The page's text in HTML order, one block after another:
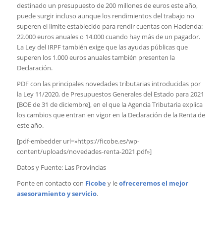
destinado un presupuesto de 200 millones de euros este año,
puede surgir incluso aunque los rendimientos del trabajo no
superen el límite establecido para rendir cuentas con Hacienda:
22.000 euros anuales o 14.000 cuando hay más de un pagador.
La Ley del IRPF también exige que las ayudas públicas que
superen los 1.000 euros anuales también presenten la
Declaración.
PDF con las principales novedades tributarias introducidas por
la Ley 11/2020, de Presupuestos Generales del Estado para 2021
[BOE de 31 de diciembre], en el que la Agencia Tributaria explica
los cambios que entran en vigor en la Declaración de la Renta de
este año.
[pdf-embedder url=»https://ficobe.es/wp-
content/uploads/novedades-renta-2021.pdf»]
Datos y Fuente: Las Provincias
Ponte en contacto con Ficobe y leofreceremos el mejor
asesoramiento y servicio.